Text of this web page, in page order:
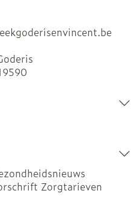
Zorgtarieven